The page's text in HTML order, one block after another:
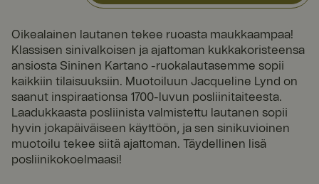
Oikealainen lautanen tekee ruoasta maukkaampaa!
Klassisen sinivalkoisen ja ajattoman kukkakoristeensa
ansiosta Sininen Kartano -ruokalautasemme sopii
kaikkiin tilaisuuksiin. Muotoiluun Jacqueline Lynd on
saanut inspiraationsa 1700-luvun posliinitaiteesta.
Laadukkaasta posliinista valmistettu lautanen sopii
hyvin jokapäiväiseen käyttöön, ja sen sinikuvioinen
muotoilu tekee siitä ajattoman. Täydellinen lisä
posliinikokoelmaasi!